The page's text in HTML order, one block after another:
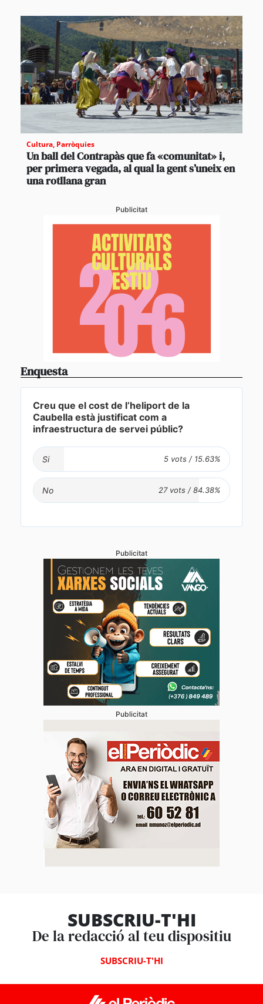
Cultura, Parròquies
Un ball del Contrapàs que fa «comunitat» i,
per primera vegada, al qual la gent s’uneix en
una rotllana gran
Publicitat
Enquesta
Creu que el cost de l’heliport de la
Caubella està justificat com a
infraestructura de servei públic?
Si
No
Publicitat
Publicitat
SUBSCRIU-T'HI
De la redacció al teu dispositiu
SUBSCRIU-T'HI